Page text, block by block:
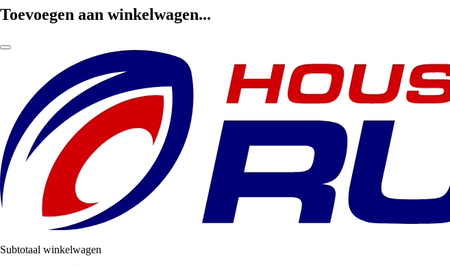
Toevoegen aan winkelwagen...
Subtotaal winkelwagen